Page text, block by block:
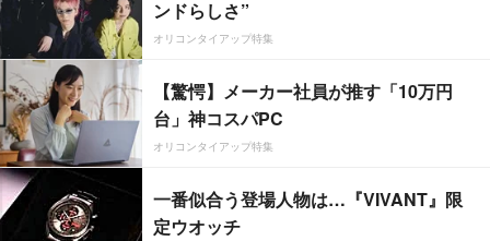
ンドらしさ”
オリコンタイアップ特集
【驚愕】メーカー社員が推す「10万円
台」神コスパPC
オリコンタイアップ特集
一番似合う登場人物は…『VIVANT』限
定ウオッチ